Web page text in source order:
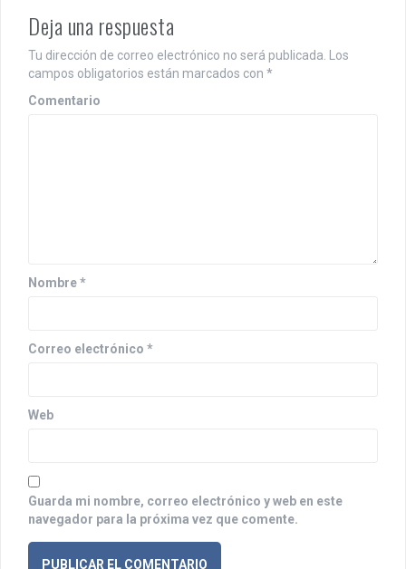
a
c
i
n
r
d
s
Deja una respuesta
Tu dirección de correo electrónico no será publicada.
Los
campos obligatorios están marcados con *
Comentario
Nombre*
Correo electrónico *
Web
Guarda mi nombre, correo electrónico y web en este
navegador para la próxima vez que comente.